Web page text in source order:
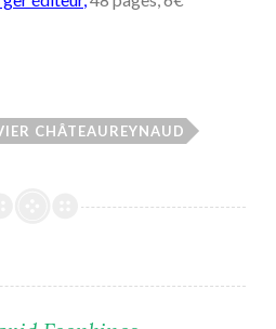
CHÂTEAUREYNAUD